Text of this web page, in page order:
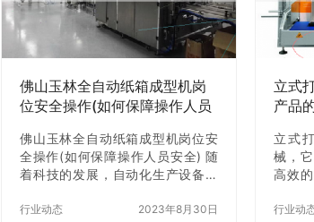
佛山玉林全自动纸箱成型机岗
位安全操作(如何保障操作人员
佛山玉林全自动纸箱成型机岗位安
全操作(如何保障操作人员安全) 随
着科技的发展，自动化生产设备在
佛山玉林全自动纸箱成型机作为一
行业动态 2023年8月30日
立式
产品
立式
械，
高效
行业
行业动